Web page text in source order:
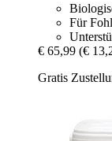
Für
€ 65,99 (€
Gratis